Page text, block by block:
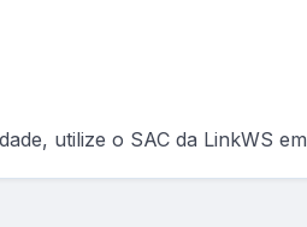
utilize o SAC da LinkWS em